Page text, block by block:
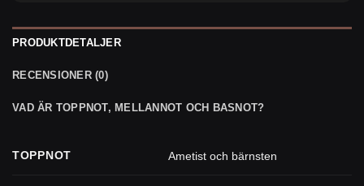
PRODUKTDETALJER
RECENSIONER (0)
VAD ÄR TOPPNOT, MELLANNOT OCH BASNOT?
TOPPNOT Ametist och bärnsten